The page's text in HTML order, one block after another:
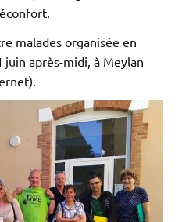
malades organisée en
juin après-midi, à Meylan